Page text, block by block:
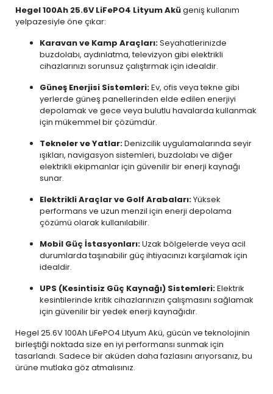
Hegel 100Ah 25.6V LiFePO4 Lityum Akügeniş kullanım
yelpazesiyle öne çıkar:
Karavan ve Kamp Araçları:Seyahatlerinizde
buzdolabı, aydınlatma, televizyon gibi elektrikli
cihazlarınızı sorunsuz çalıştırmak için idealdir.
Güneş Enerjisi Sistemleri:Ev, ofis veya tekne gibi
yerlerde güneş panellerinden elde edilen enerjiyi
depolamak ve gece veya bulutlu havalarda kullanmak
için mükemmel bir çözümdür.
Tekneler ve Yatlar:Denizcilik uygulamalarında seyir
ışıkları, navigasyon sistemleri, buzdolabı ve diğer
elektrikli ekipmanlar için güvenilir bir enerji kaynağı
sunar.
Elektrikli Araçlar ve Golf Arabaları:Yüksek
performans ve uzun menzil için enerji depolama
çözümü olarak kullanılabilir.
Mobil Güç İstasyonları:Uzak bölgelerde veya acil
durumlarda taşınabilir güç ihtiyacınızı karşılamak için
idealdir.
UPS (Kesintisiz Güç Kaynağı) Sistemleri:Elektrik
kesintilerinde kritik cihazlarınızın çalışmasını sağlamak
için güvenilir bir yedek enerji kaynağıdır.
Hegel 25.6V 100Ah LiFePO4 Lityum Akü, gücün ve teknolojinin
birleştiği noktada size en iyi performansı sunmak için
tasarlandı. Sadece bir aküden daha fazlasını arıyorsanız, bu
ürüne mutlaka göz atmalısınız.